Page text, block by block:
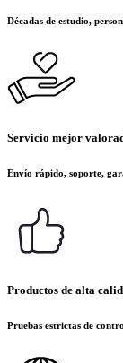
Décadas de estudio,
Servicio mejor
Envío rápido, soporte,
Productos de alta
Pruebas estrictas de